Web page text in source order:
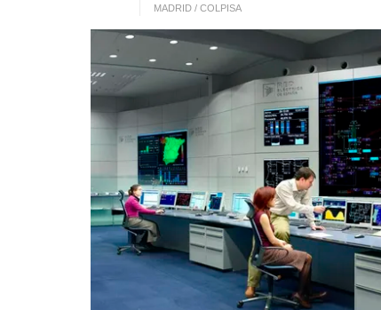
MADRID / COLPISA